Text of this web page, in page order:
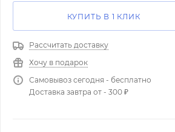
КУПИТЬ В 1 КЛИК
Рассчитать доставку
Хочу в подарок
Самовывоз сегодня - бесплатно
Доставка завтра от - 300 ₽